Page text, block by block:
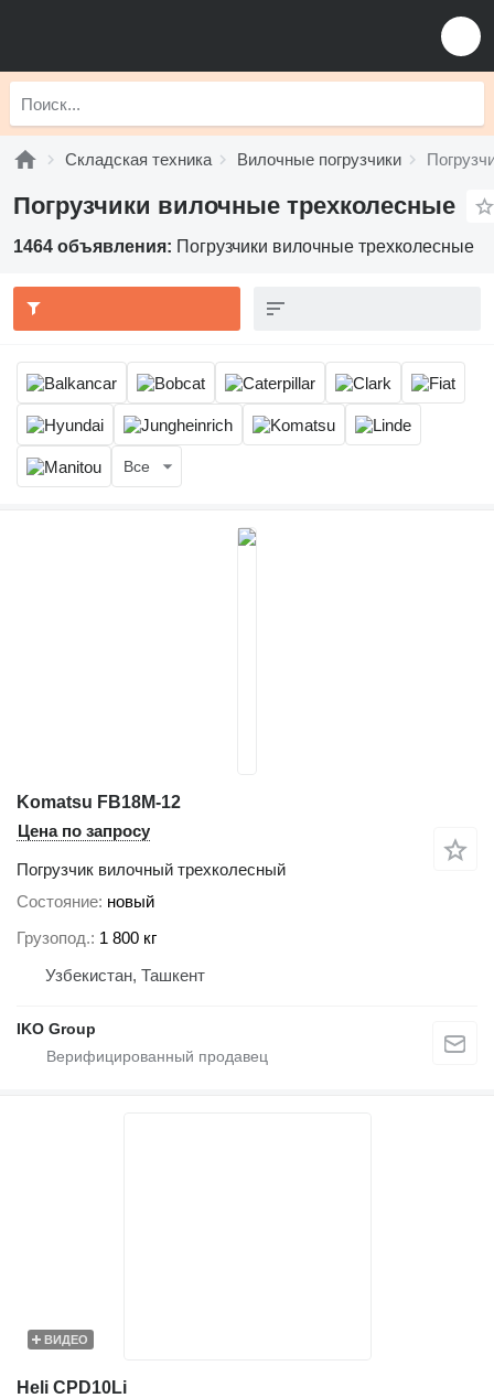
Складская техника Вилочные погрузчики
Погрузчики вилочные трехколесные
1464 объявления: Погрузчики вилочные трехколесные
Все
Komatsu FB18M-12
Цена по запросу
Погрузчик вилочный трехколесный
Состояние новый
Грузопод. 1 800 кг
Узбекистан, Ташкент
IKO Group
ВИДЕО
Heli CPD10Li